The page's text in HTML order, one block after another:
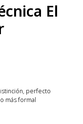
El
perfecto
más formal